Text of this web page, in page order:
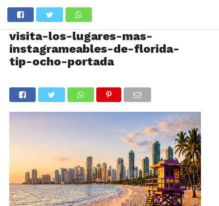
visita-los-lugares-mas-
instagrameables-de-florida-
tip-ocho-portada